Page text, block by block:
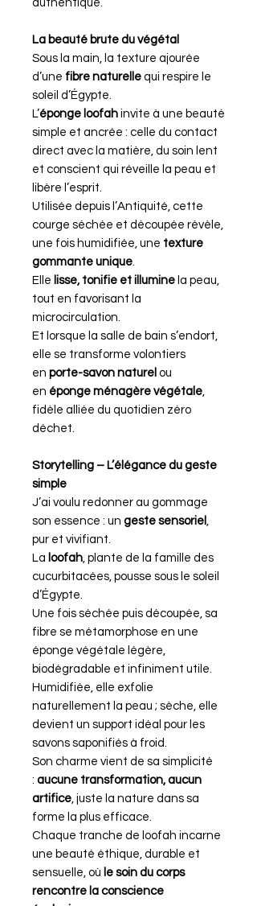
authentique.
La beauté brute du végétal
Sous la main, la texture ajourée
d’une fibre naturelle qui respire le
soleil d’Égypte.
L’éponge loofah invite à une beauté
simple et ancrée : celle du contact
direct avec la matière, du soin lent
et conscient qui réveille la peau et
libère l’esprit.
Utilisée depuis l’Antiquité, cette
courge séchée et découpée révèle,
une fois humidifiée, une texture
gommante unique.
Elle lisse, tonifie et illumine la peau,
tout en favorisant la
microcirculation.
Et lorsque la salle de bain s’endort,
elle se transforme volontiers
en porte-savon naturel ou
en éponge ménagère végétale,
fidèle alliée du quotidien zéro
déchet.
Storytelling – L’élégance du geste
simple
J’ai voulu redonner au gommage
son essence : un geste sensoriel ,
pur et vivifiant.
La loofah, plante de la famille des
cucurbitacées, pousse sous le soleil
d’Égypte.
Une fois séchée puis découpée, sa
fibre se métamorphose en une
éponge végétale légère,
biodégradable et infiniment utile.
Humidifiée, elle exfolie
naturellement la peau ; sèche, elle
devient un support idéal pour les
savons saponifiés à froid.
Son charme vient de sa simplicité
: aucune transformation, aucun
artifice, juste la nature dans sa
forme la plus efficace.
Chaque tranche de loofah incarne
une beauté éthique, durable et
sensuelle, où le soin du corps
rencontre la conscience